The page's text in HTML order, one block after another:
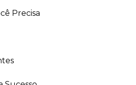
Precisa